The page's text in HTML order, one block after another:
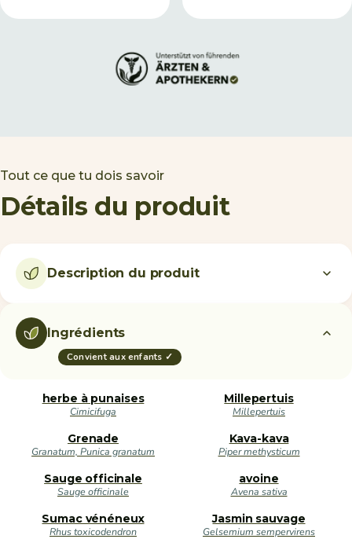
Tout ce que tu dois savoir
Détails du produit
Description du produit
Ingrédients
Convient aux enfants ✓
herbe à punaises
Cimicifuga
Millepertuis
Millepertuis
Grenade
Granatum, Punica granatum
Kava-kava
Piper methysticum
Sauge officinale
Sauge officinale
avoine
Avena sativa
Sumac vénéneux
Rhus toxicodendron
Jasmin sauvage
Gelsemium sempervirens